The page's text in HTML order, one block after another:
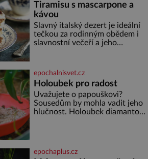
Tiramisu s mascarpone a
kávou
Slavný italský dezert je ideální
tečkou za rodinným obědem i
slavnostní večeří a jeho
osoby: 250 g mascarpone 3
vejce 80 g cukru 200 g
cukrářských piškotů 250 ml
silné kávy 2 lžíce amaretta
kakao na posypání Postup:
Oddělte žloutky od bílků.
vznikl hladký
epochalnisvet.cz
Holoubek pro radost
Uvažujete o papouškovi?
Sousedům by mohla vadit jeho
hlučnost. Holoubek diamantový
se o nenáročného klidného
epochaplus.cz